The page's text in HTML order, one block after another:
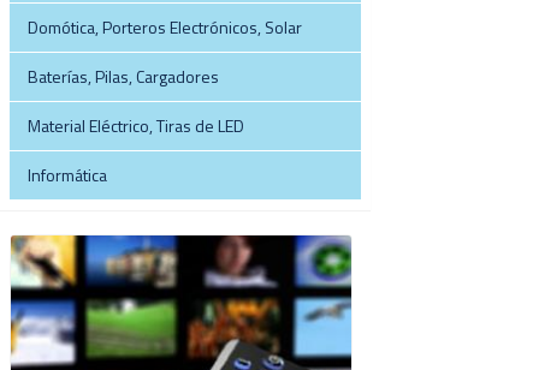
Domótica, Porteros Electrónicos, Solar
Baterías, Pilas, Cargadores
Material Eléctrico, Tiras de LED
Informática